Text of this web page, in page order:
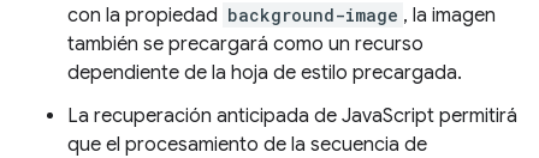
con la propiedad background-image , la imagen
también se precargará como un recurso
dependiente de la hoja de estilo precargada.
La recuperación anticipada de JavaScript permitirá
que el procesamiento de la secuencia de